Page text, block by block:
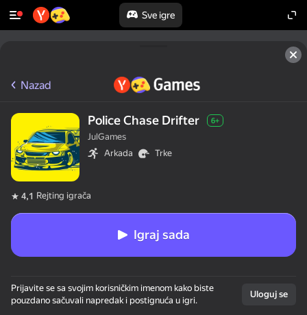
Sve igre
Nazad
Police Chase Drifter 6+
JulGames
Arkada
Trke
4,1 Rejting igrača
Igraj sada
Prijavite se sa svojim korisničkim imenom kako biste
pouzdano sačuvali napredak i postignuća u igri.
Uloguj se